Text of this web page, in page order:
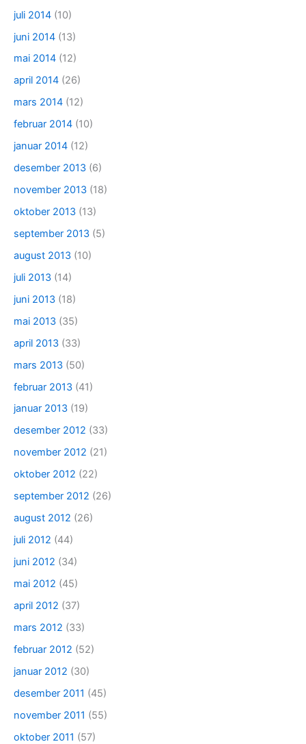
juli 2014 (10)
juni 2014 (13)
mai 2014 (12)
april 2014 (26)
mars 2014 (12)
februar 2014 (10)
januar 2014 (12)
desember 2013 (6)
november 2013 (18)
oktober 2013 (13)
september 2013 (5)
august 2013 (10)
juli 2013 (14)
juni 2013 (18)
mai 2013 (35)
april 2013 (33)
mars 2013 (50)
februar 2013 (41)
januar 2013 (19)
desember 2012 (33)
november 2012 (21)
oktober 2012 (22)
september 2012 (26)
august 2012 (26)
juli 2012 (44)
juni 2012 (34)
mai 2012 (45)
april 2012 (37)
mars 2012 (33)
februar 2012 (52)
januar 2012 (30)
desember 2011 (45)
november 2011 (55)
oktober 2011 (57)